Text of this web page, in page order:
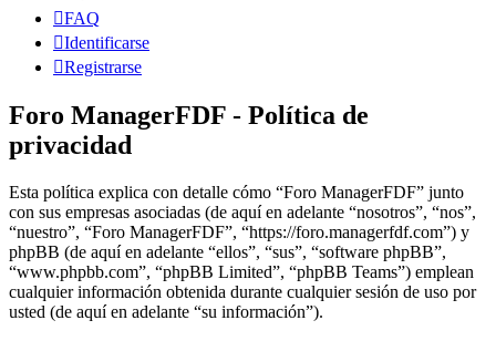
FAQ
Identificarse
Registrarse
Foro ManagerFDF - Política de
privacidad
Esta política explica con detalle cómo “Foro ManagerFDF” junto
con sus empresas asociadas (de aquí en adelante “nosotros”, “nos”,
“nuestro”, “Foro ManagerFDF”, “https://foro.managerfdf.com”) y
phpBB (de aquí en adelante “ellos”, “sus”, “software phpBB”,
“www.phpbb.com”, “phpBB Limited”, “phpBB Teams”) emplean
cualquier información obtenida durante cualquier sesión de uso por
usted (de aquí en adelante “su información”).